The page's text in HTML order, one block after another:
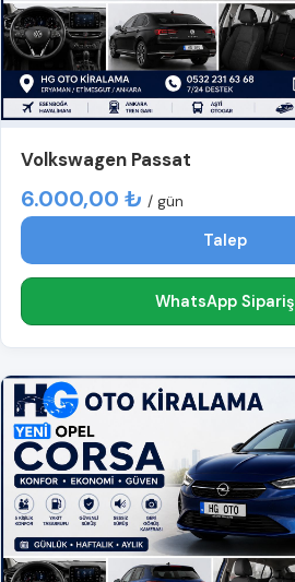
Volkswagen Passat
6.000,00 ₺ / gün
Talep
WhatsApp Sipariş